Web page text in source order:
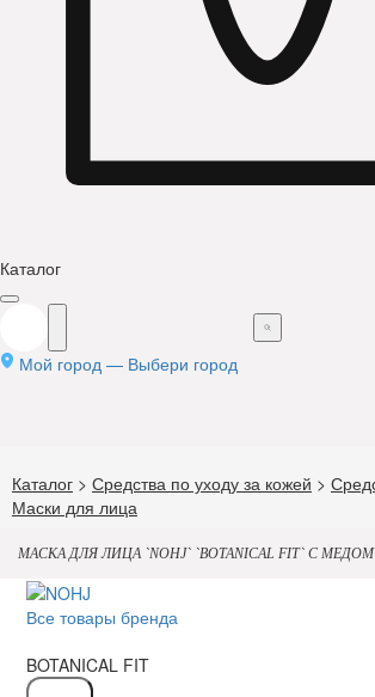
Каталог
Мой город — Выбери город
Каталог > Средства по уходу за кожей >
Маски для лица
МАСКА ДЛЯ ЛИЦА `NOHJ` `BOTANICAL FIT` C
Все товары бренда
BOTANICAL FIT